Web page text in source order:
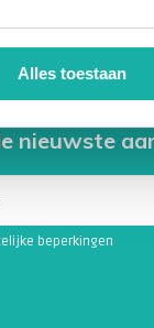
Alles toestaan
nieuwste
beperkingen